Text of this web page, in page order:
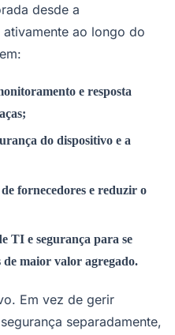
desde a
ao longo do
e resposta
do dispositivo e a
fornecedores e reduzir o
TI e segurança para se
maior valor agregado.
Em vez de gerir
separadamente,